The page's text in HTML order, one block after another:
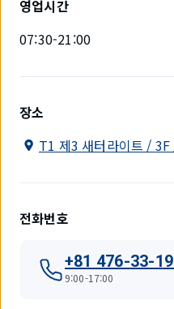
영업시간
07:30-21:00
장소
T1 제3 새터라이트 /
전화번호
+81 476-33-
9:00-17:00